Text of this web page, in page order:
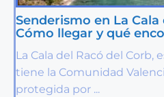
Senderismo en La
Cómo llegar y qué
La Cala del Racó del Corb,
tiene la Comunidad
protegida por ...